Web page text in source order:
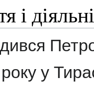
і
у